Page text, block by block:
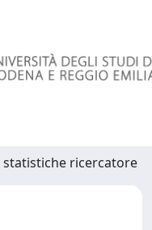
statistiche ricercatore